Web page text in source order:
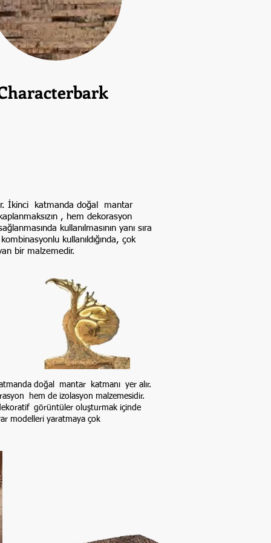
İkinci katmanda doğal mantar
, hem dekorasyon
kullanılmasının yanı sıra
kullanıldığında, çok
bir malzemedir.
doğal mantar katmanı yer alır.
hem de izolasyon malzemesidir.
dekoratif görüntüler oluşturmak içinde
modelleri yaratmaya çok